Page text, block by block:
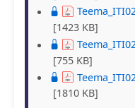
[1423 KB]
[755 KB]
[1810 KB]